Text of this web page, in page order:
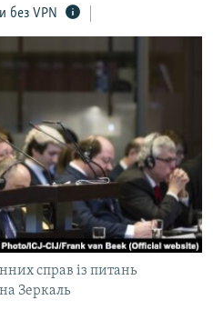
без VPN
справ із питань
Зеркаль